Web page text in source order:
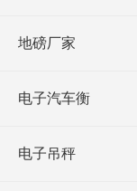
地磅厂家
电子汽车衡
电子吊秤